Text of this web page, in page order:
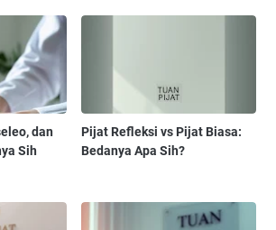
dan
Sih
Pijat Refleksi vs Pijat Biasa:
Bedanya Apa Sih?